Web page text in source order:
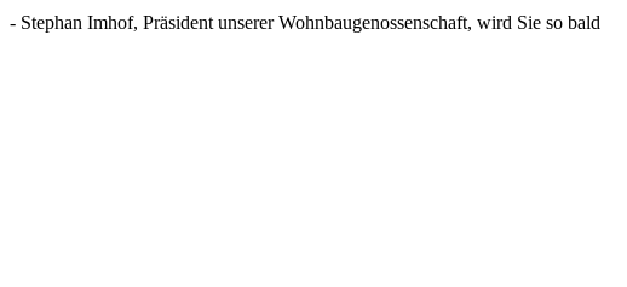
- Stephan Imhof, Präsident unserer Wohnbaugenossenschaft, wird Sie so bald